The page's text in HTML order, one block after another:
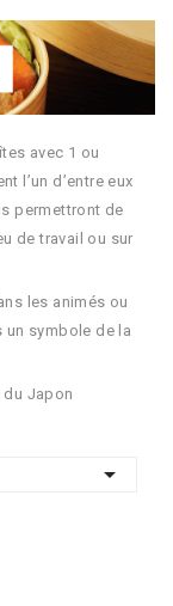
avec 1 ou
l’un d’entre eux
permettront de
de travail ou sur
les animés ou
symbole de la
Japon
